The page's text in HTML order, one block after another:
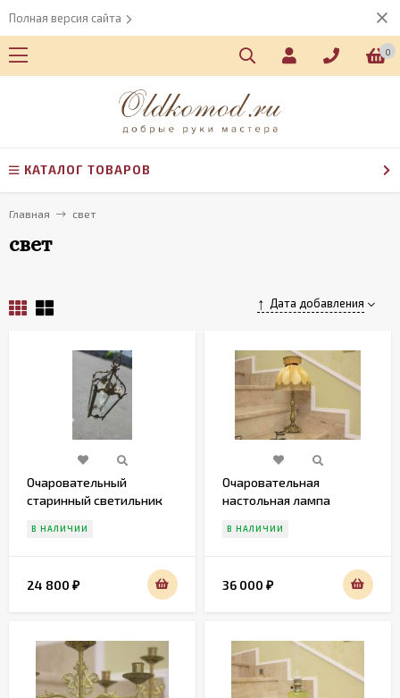
Полная версия сайта
0
КАТАЛОГ ТОВАРОВ
Главная свет
свет
Дата добавления
Очаровательный
старинный светильник
В НАЛИЧИИ
24 800 ₽
Очаровательная
настольная лампа
В НАЛИЧИИ
36 000 ₽